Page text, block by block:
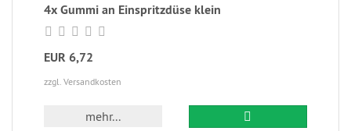
4x Gummi an Einspritzdüse klein
EUR 6,72
zzgl. Versandkosten
mehr...